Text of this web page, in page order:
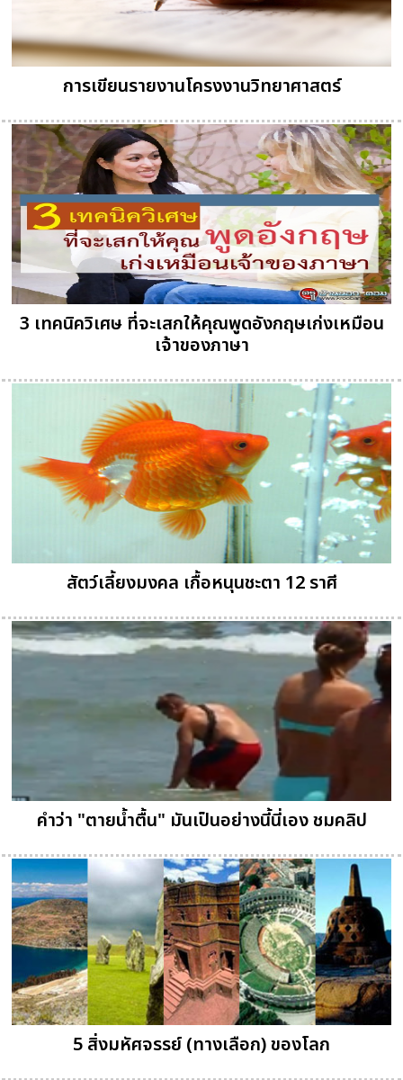
การเขียนรายงานโครงงานวิทยาศาสตร์
3 เทคนิควิเศษ ที่จะเสกให้คุณพูดอังกฤษเก่งเหมือน
เจ้าของภาษา
สัตว์เลี้ยงมงคล เกื้อหนุนชะตา 12 ราศี
คำว่า "ตายน้ำตื้น" มันเป็นอย่างนี้นี่เอง ชมคลิป
5 สิ่งมหัศจรรย์ (ทางเลือก) ของโลก